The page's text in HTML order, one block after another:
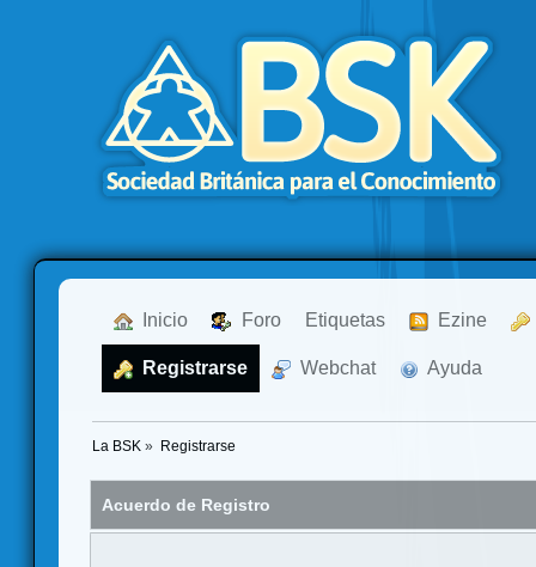
Inicio Foro Etiquetas Ezine
Registrarse Webchat Ayuda
La BSK » Registrarse
Acuerdo de Registro